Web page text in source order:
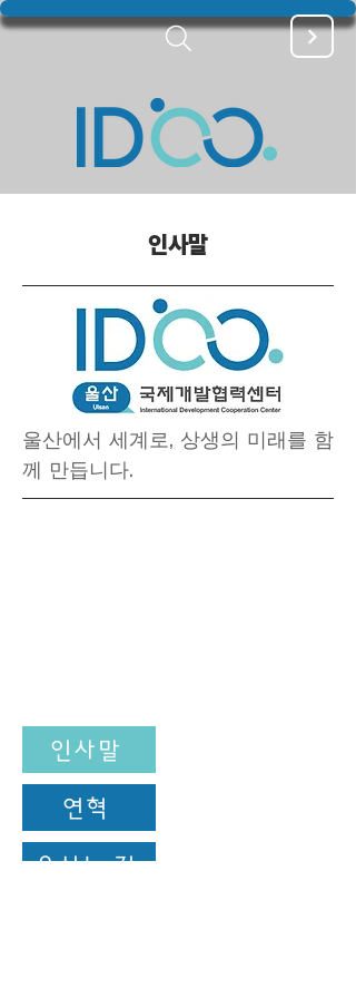
인사말
울산에서 세계로, 상생의 미래를 함
께 만듭니다.
인사말
연혁
오시는 길